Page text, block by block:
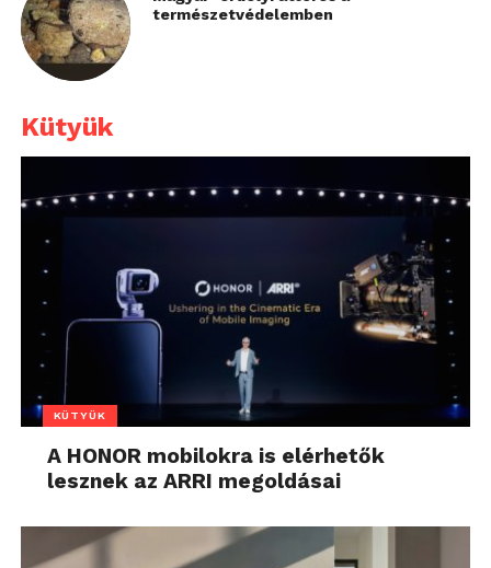
természetvédelemben
Kütyük
KÜTYÜK
A HONOR mobilokra is elérhetők
lesznek az ARRI megoldásai